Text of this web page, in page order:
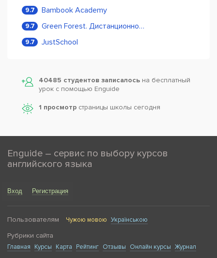
9.7 Bambook Academy
9.7 Green Forest. Дистанционное обучение
9.7 JustSchool
40485 студентов записалось на бесплатный
урок с помощью Enguide
1 просмотр страницы школы сегодня
Enguide – сервис по выбору курсов
английского языка
Вход Регистрация
Пользователям Чужою мовою Українською
Рубрики сайта
Главная Курсы Карта Рейтинг Отзывы Онлайн курсы Журнал